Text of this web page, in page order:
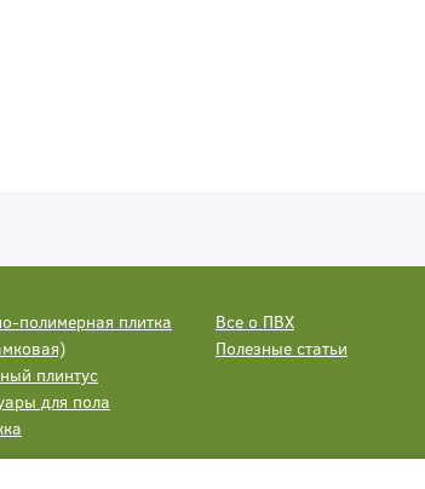
полимерная плитка
плинтус
для пола
Все о ПВХ
Полезные статьи